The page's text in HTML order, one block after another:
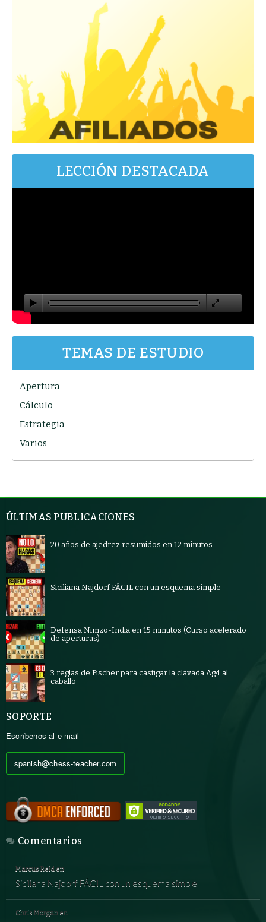
LECCIÓN DESTACADA
TEMAS DE ESTUDIO
Apertura
Cálculo
Estrategia
Varios
ÚLTIMAS PUBLICACIONES
20 años de ajedrez resumidos en 12 minutos
Siciliana Najdorf FÁCIL con un esquema simple
Defensa Nimzo-India en 15 minutos (Curso acelerado
de aperturas)
3 reglas de Fischer para castigar la clavada Ag4 al
caballo
SOPORTE
Escríbenos al e-mail
spanish@chess-teacher.com
Comentarios
Marcus Reiden
Siciliana Najdorf FÁCIL con un esquema simple
Chris Morgan en